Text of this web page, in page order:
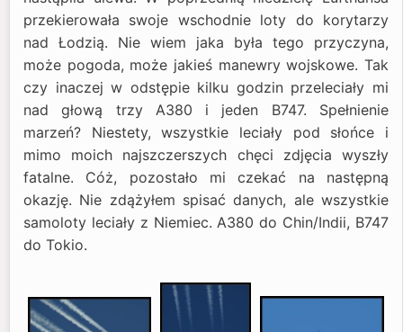
przekierowała swoje wschodnie loty do korytarzy
nad Łodzią. Nie wiem jaka była tego przyczyna,
może pogoda, może jakieś manewry wojskowe. Tak
czy inaczej w odstępie kilku godzin przeleciały mi
nad głową trzy A380 i jeden B747. Spełnienie
marzeń? Niestety, wszystkie leciały pod słońce i
mimo moich najszczerszych chęci zdjęcia wyszły
fatalne. Cóż, pozostało mi czekać na następną
okazję. Nie zdążyłem spisać danych, ale wszystkie
samoloty leciały z Niemiec. A380 do Chin/Indii, B747
do Tokio.